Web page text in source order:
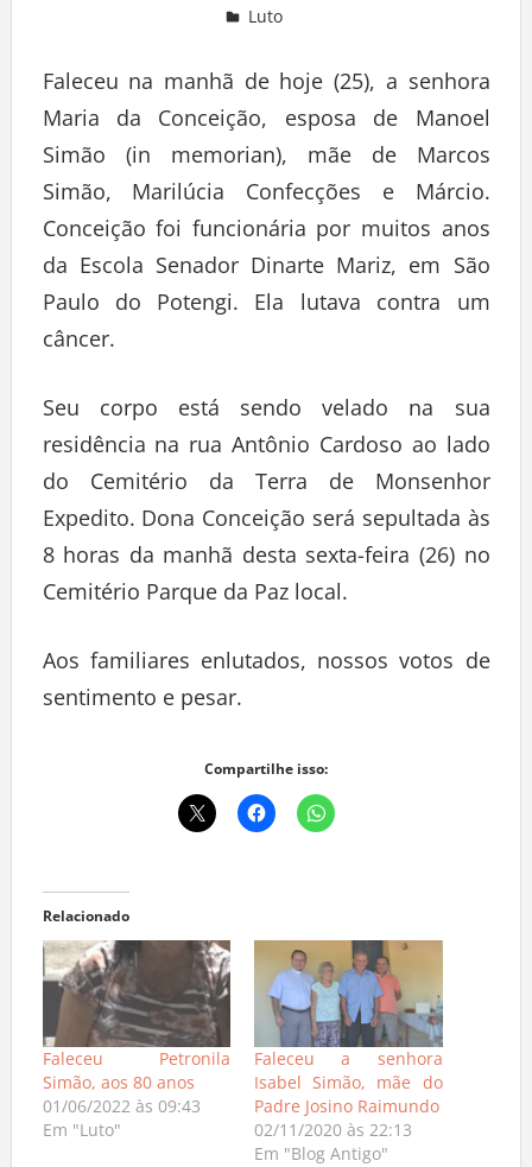
Luto
Faleceu na manhã de hoje (25), a senhora
Maria da Conceição, esposa de Manoel
Simão (in memorian), mãe de Marcos
Simão, Marilúcia Confecções e Márcio.
Conceição foi funcionária por muitos anos
da Escola Senador Dinarte Mariz, em São
Paulo do Potengi. Ela lutava contra um
câncer.
Seu corpo está sendo velado na sua
residência na rua Antônio Cardoso ao lado
do Cemitério da Terra de Monsenhor
Expedito. Dona Conceição será sepultada às
8 horas da manhã desta sexta-feira (26) no
Cemitério Parque da Paz local.
Aos familiares enlutados, nossos votos de
sentimento e pesar.
Compartilhe isso:
Relacionado
Faleceu Petronila
Simão, aos 80 anos
01/06/2022 às 09:43
Em "Luto"
Faleceu a senhora
Isabel Simão, mãe do
Padre Josino Raimundo
02/11/2020 às 22:13
Em "Blog Antigo"